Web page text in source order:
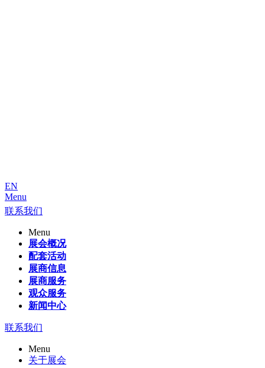
EN
Menu
联系我们
Menu
展会概况
配套活动
展商信息
展商服务
观众服务
新闻中心
联系我们
Menu
关于展会